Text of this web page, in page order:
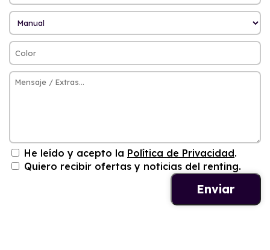
He leído y acepto la Política de Privacidad.
Quiero recibir ofertas y noticias del renting.